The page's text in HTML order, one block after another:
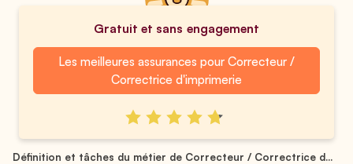
Gratuit et sans engagement
Les meilleures assurances pour Correcteur /
Correctrice d'imprimerie
Définition et tâches du métier de Correcteur / Correctrice d...